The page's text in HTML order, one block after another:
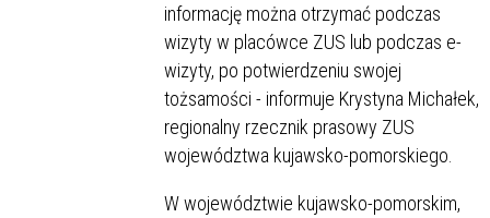
informację można otrzymać podczas
wizyty w placówce ZUS lub podczas e-
wizyty, po potwierdzeniu swojej
tożsamości - informuje Krystyna Michałek,
regionalny rzecznik prasowy ZUS
województwa kujawsko-pomorskiego.
W województwie kujawsko-pomorskim,